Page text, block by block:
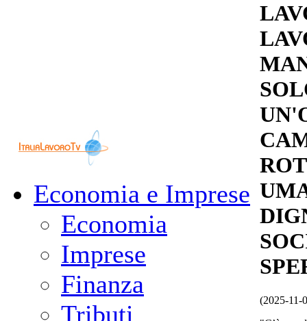
Economia e Imprese
Economia
Imprese
Finanza
Tributi
(2025-11-